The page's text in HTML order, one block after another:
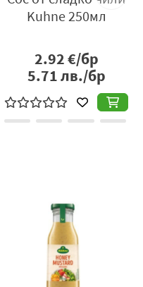
Kuhne 250мл
2.92€/бр
5.71лв./бр